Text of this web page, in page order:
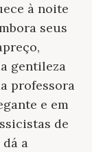
à noite
seus
gentileza
professora
e em
de
a